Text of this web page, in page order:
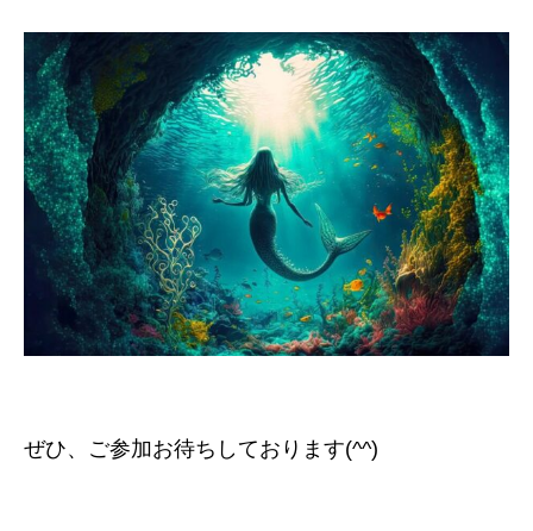
ぜひ、ご参加お待ちしております(^^)